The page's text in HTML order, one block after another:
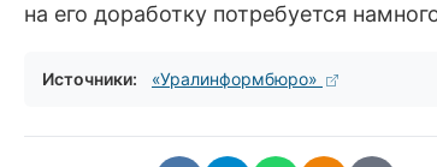
на его доработку потребуется
Источники: «Уралинформбюро»